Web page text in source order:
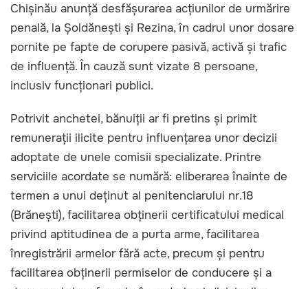
Chișinău anunță desfășurarea acțiunilor de urmărire
penală, la Șoldănești și Rezina, în cadrul unor dosare
pornite pe fapte de corupere pasivă, activă și trafic
de influență. În cauză sunt vizate 8 persoane,
inclusiv funcționari publici.
Potrivit anchetei, bănuiții ar fi pretins și primit
remunerații ilicite pentru influențarea unor decizii
adoptate de unele comisii specializate. Printre
serviciile acordate se numără: eliberarea înainte de
termen a unui deținut al penitenciarului nr.18
(Brănești), facilitarea obținerii certificatului medical
privind aptitudinea de a purta arme, facilitarea
înregistrării armelor fără acte, precum și pentru
facilitarea obținerii permiselor de conducere și a